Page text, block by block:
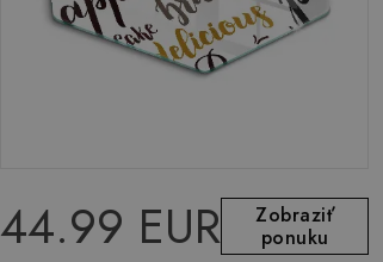
44.99 EUR
Zobraziť
ponuku